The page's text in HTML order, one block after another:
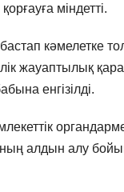
міндетті.
кәмелетке
жауаптылық
енгізілді.
алдын алу